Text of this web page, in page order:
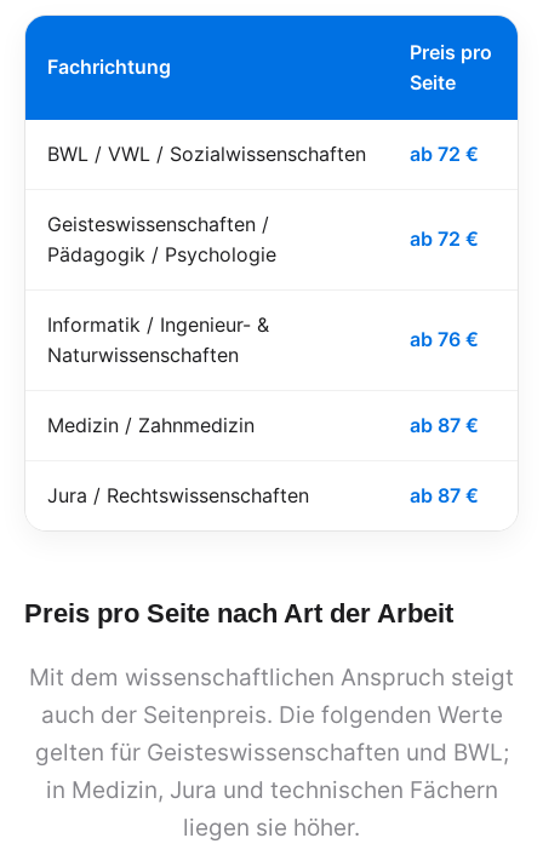
Fachrichtung
Preis pro
Seite
BWL / VWL / Sozialwissenschaften ab 72 €
Geisteswissenschaften /
Pädagogik / Psychologie
ab 72 €
Informatik / Ingenieur- &
Naturwissenschaften
ab 76 €
Medizin / Zahnmedizin ab 87 €
Jura / Rechtswissenschaften ab 87 €
Preis pro Seite nach Art der Arbeit
Mit dem wissenschaftlichen Anspruch steigt
auch der Seitenpreis. Die folgenden Werte
gelten für Geisteswissenschaften und BWL;
in Medizin, Jura und technischen Fächern
liegen sie höher.